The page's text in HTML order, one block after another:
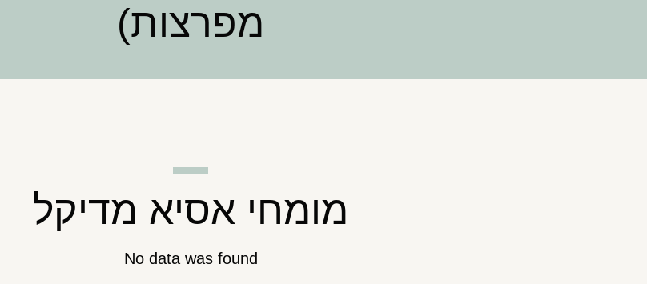
מפרצות)
מומחי אסיא מדיקל
No data was found